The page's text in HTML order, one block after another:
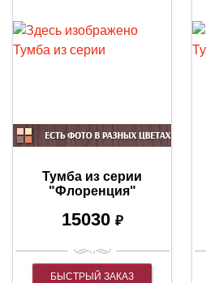
Тумба из серии
"Флоренция"
15030 ₽
БЫСТРЫЙ ЗАКАЗ